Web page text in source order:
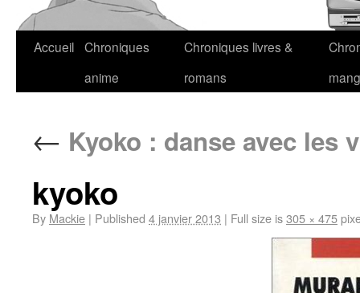
Accueil Chroniques
anime
Chroniques livres &
romans
← Kyoko : danse avec les
kyoko
By Mackie | Published 4 janvier 2013 | Full size is305 × 475